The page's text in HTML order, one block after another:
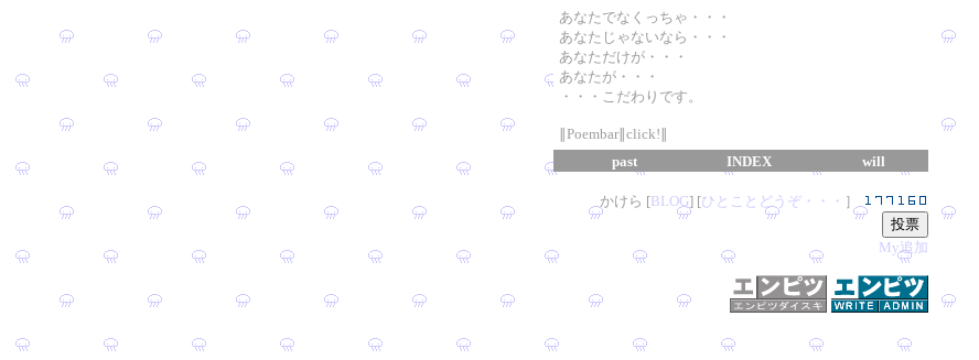
あなたでなくっちゃ・・・
あなたじゃないなら・・・
あなただけが・・・
あなたが・・・
・・・こだわりです。
∥Poembar∥click!∥
past
INDEX will
かけら [BLOG] [ひとことどうぞ・・・ ］
My追加